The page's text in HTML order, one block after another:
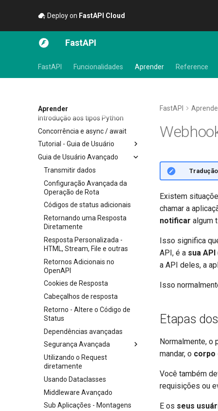
Deploy on FastAPI Cloud
FastAPI
FastAPI Funcionalidades Aprender Reference
Aprender
Introdução aos tipos Python
Concorrência e async / await
Tutorial - Guia de Usuário
Primeiros Passos
Parâmetros de path
Parâmetros de Consulta
Corpo da requisição
Parâmetros de consulta e
validações de string
Parâmetros de path e
validações numéricas
Modelos de Parâmetros de
Consulta
Corpo - Múltiplos parâmetros
Corpo - Campos
Corpo - Modelos aninhados
Declare dados de exemplo da
requisição
Tipos de dados extras
Parâmetros de Cookie
Parâmetros de Cabeçalho
Modelos de Parâmetros de
Cookie
Modelos de Parâmetros do
Cabeçalho
Guia de Usuário Avançado
Transmitir dados
Configuração Avançada da
Operação de Rota
Códigos de status adicionais
Retornando uma Resposta
Diretamente
Resposta Personalizada -
HTML, Stream, File e outras
Retornos Adicionais no
OpenAPI
Cookies de Resposta
Cabeçalhos de resposta
Retorno - Altere o Código de
Status
Dependências avançadas
Segurança Avançada
Escopos OAuth2
HTTP Basic Auth
Utilizando o Request
diretamente
Usando Dataclasses
Middleware Avançado
Sub Aplicações - Montagens
FastAPI
🌐
Existem
chamar a
notificar algum
Isso significa
API, é a sua API
a API deles, a
Isso
Etapas
Normalmente, o
mandar, o corpo
Você também
requisições ou
E os seus